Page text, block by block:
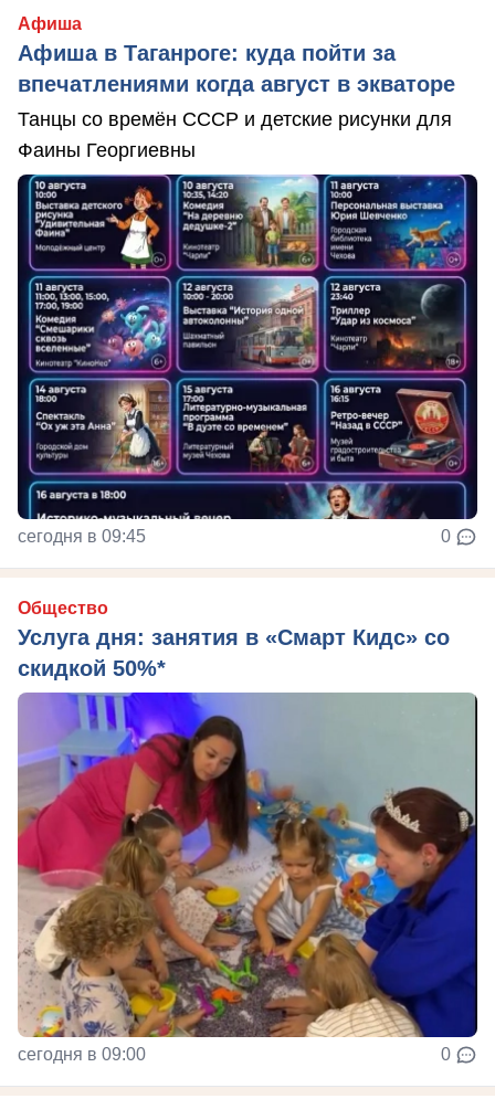
Афиша
Афиша в Таганроге: куда пойти за
впечатлениями когда август в экваторе
Танцы со времён СССР и детские рисунки для
Фаины Георгиевны
сегодня в 09:45 0
Общество
Услуга дня: занятия в «Смарт Кидс» со
скидкой 50%*
сегодня в 09:00 0